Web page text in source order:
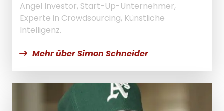
Angel Investor, Start-Up-Unternehmer,
Experte in Crowdsourcing, Künstliche
Intelligenz.
Mehr über Simon Schneider